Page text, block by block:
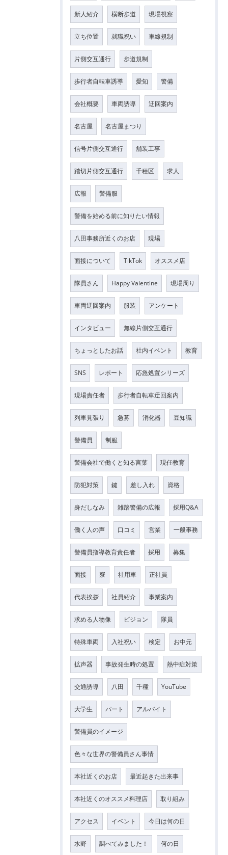
新人紹介 横断歩道 現場視察
立ち位置 就職祝い 車線規制
片側交互通行 歩道規制
歩行者自転車誘導 愛知 警備
会社概要 車両誘導 迂回案内
名古屋 名古屋まつり
信号片側交互通行 舗装工事
踏切片側交互通行 千種区 求人
広報 警備服
警備を始める前に知りたい情報
八田事務所近くのお店 現場
面接について TikTok オススメ店
隊員さん Happy Valentine 現場周り
車両迂回案内 服装 アンケート
インタビュー 無線片側交互通行
ちょっとしたお話 社内イベント 教育
SNS レポート 応急処置シリーズ
現場責任者 歩行者自転車迂回案内
列車見張り 急募 消化器 豆知識
警備員 制服
警備会社で働くと知る言葉 現任教育
防犯対策 鍵 差し入れ 資格
身だしなみ 雑踏警備の広報 採用Q&A
働く人の声 口コミ 営業 一般事務
警備員指導教育責任者 採用 募集
面接 寮 社用車 正社員
代表挨拶 社員紹介 事業案内
求める人物像 ビジョン 隊員
特殊車両 入社祝い 検定 お中元
拡声器 事故発生時の処置 熱中症対策
交通誘導 八田 千種 YouTube
大学生 パート アルバイト
警備員のイメージ
色々な世界の警備員さん事情
本社近くのお店 最近起きた出来事
本社近くのオススメ料理店 取り組み
アクセス イベント 今日は何の日
水野 調べてみました！ 何の日